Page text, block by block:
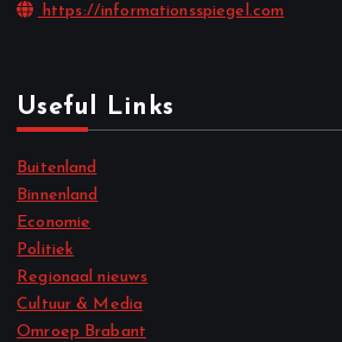
https://informationsspiegel.com
Useful Links
Buitenland
Binnenland
Economie
Politiek
Regionaal nieuws
Cultuur & Media
Omroep Brabant